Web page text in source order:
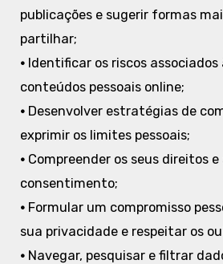
publicações e sugerir formas
partilhar;
• Identificar os riscos
conteúdos pessoais online;
• Desenvolver estratégias de
exprimir os limites pessoais;
• Compreender os seus direitos
consentimento;
• Formular um compromisso
sua privacidade e respeitar os
• Navegar, pesquisar e filtrar